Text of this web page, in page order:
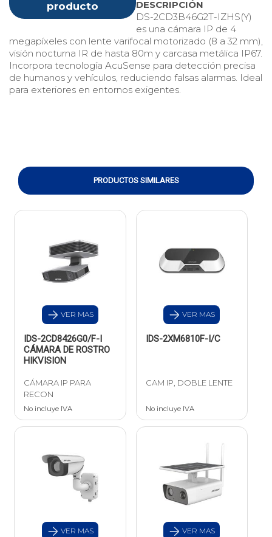
producto
DESCRIPCIÓN
DS-2CD3B46G2T-IZHS(Y)
es una cámara IP de 4
megapíxeles con lente varifocal motorizado (8 a 32 mm),
visión nocturna IR de hasta 80m y carcasa metálica IP67.
Incorpora tecnología AcuSense para detección precisa
de humanos y vehículos, reduciendo falsas alarmas. Ideal
para exteriores en entornos exigentes.
PRODUCTOS SIMILARES
VER MAS
IDS-2CD8426G0/F-I
CÁMARA DE ROSTRO
HIKVISION
CÁMARA IP PARA
RECON
No incluye IVA
VER MAS
IDS-2XM6810F-I/C
CAM IP, DOBLE LENTE
No incluye IVA
VER MAS VER MAS